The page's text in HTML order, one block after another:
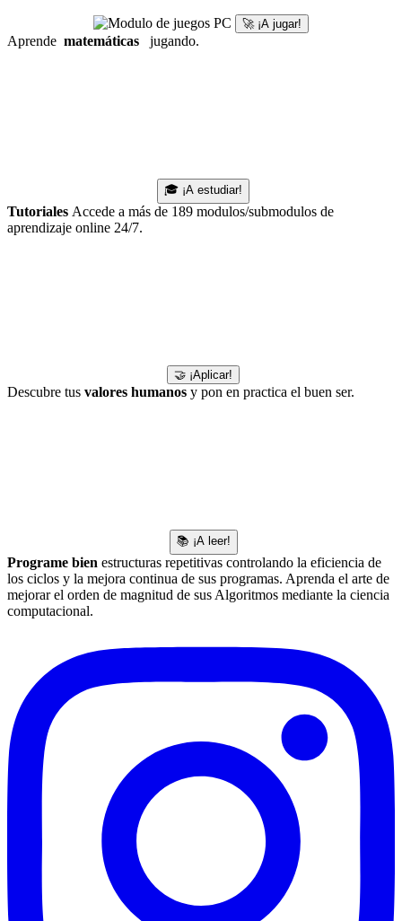
🚀 ¡A jugar!
Aprende matemáticas jugando.
🎓 ¡A estudiar!
Tutoriales Accede a más de 189 modulos/submodulos de
aprendizaje online 24/7.
🤝 ¡Aplicar!
Descubre tus valores humanos y pon en practica el buen ser.
📚 ¡A leer!
Programe bien estructuras repetitivas controlando la eficiencia de
los ciclos y la mejora continua de sus programas. Aprenda el arte de
mejorar el orden de magnitud de sus Algoritmos mediante la ciencia
computacional.